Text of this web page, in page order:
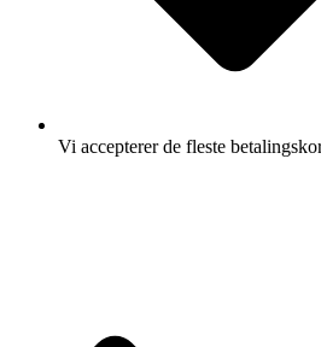
Vi accepterer de fleste